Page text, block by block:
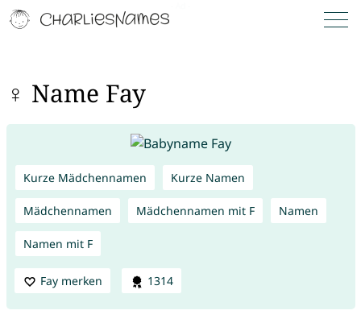
♀ Name Fay
Kurze Mädchennamen Kurze Namen
Mädchennamen Mädchennamen mit F Namen
Namen mit F
Fay merken 1314